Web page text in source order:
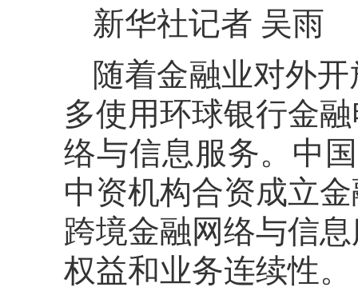
新华社记者 吴雨
随着金融业对外
多使用环球银行金
络与信息服务。中
中资机构合资成立
跨境金融网络与信
权益和业务连续性。